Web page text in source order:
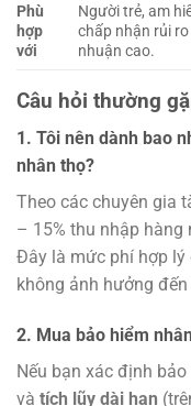
Phù
hợp
với
Người trẻ, am
chấp nhận rủi ro
nhuận cao.
Câu hỏi thường
1. Tôi nên dành bao
nhân thọ?
Theo các chuyên gia
– 15% thu nhập
Đây là mức phí hợp lý
không ảnh hưởng
2. Mua bảo hiểm
Nếu bạn xác định
và tích lũy dài hạn